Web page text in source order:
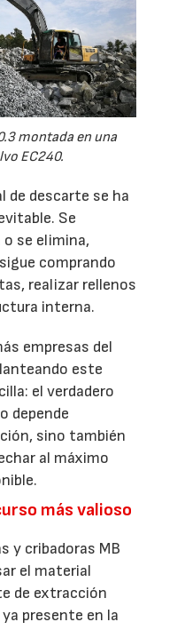
montada en una
EC240.
de descarte se ha
Se
se elimina,
comprando
realizar rellenos
interna.
empresas del
este
el verdadero
depende
sino también
al máximo
más valioso
y cribadoras MB
el material
de extracción
presente en la